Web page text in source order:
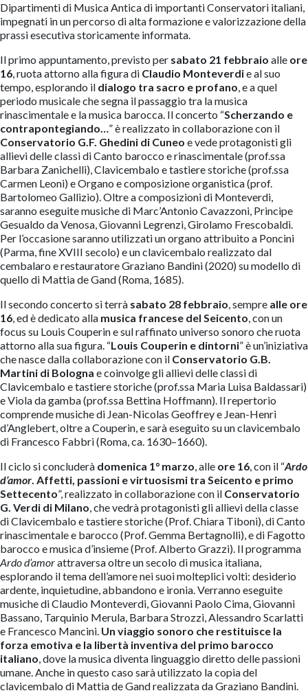
Dipartimenti di Musica Antica di importanti Conservatori italiani,
impegnati in un percorso di alta formazione e valorizzazione della
prassi esecutiva storicamente informata.
Il primo appuntamento, previsto per sabato 21 febbraio alle ore
16, ruota attorno alla figura di Claudio Monteverdie al suo
tempo, esplorando il dialogo tra sacro e profano, e a quel
periodo musicale che segna il passaggio tra la musica
rinascimentale e la musica barocca. Il concerto “Scherzando e
contrapontegiando…” è realizzato in collaborazione con il
Conservatorio G.F. Ghedini di Cuneo e vede protagonisti gli
allievi delle classi di Canto barocco e rinascimentale (prof.ssa
Barbara Zanichelli), Clavicembalo e tastiere storiche (prof.ssa
Carmen Leoni) e Organo e composizione organistica (prof.
Bartolomeo Gallizio). Oltre a composizioni di Monteverdi,
saranno eseguite musiche di Marc’Antonio Cavazzoni, Principe
Gesualdo da Venosa, Giovanni Legrenzi, Girolamo Frescobaldi.
Per l’occasione saranno utilizzati un organo attribuito a Poncini
(Parma, fine XVIII secolo) e un clavicembalo realizzato dal
cembalaro e restauratore Graziano Bandini (2020) su modello di
quello di Mattia de Gand (Roma, 1685).
Il secondo concerto si terrà sabato 28 febbraio, sempre alle ore
16, ed è dedicato alla musica francese del Seicento, con un
focus su Louis Couperin e sul raffinato universo sonoro che ruota
attorno alla sua figura. “Louis Couperin e dintorni” è un’iniziativa
che nasce dalla collaborazione con il Conservatorio G.B.
Martini di Bologna e coinvolge gli allievi delle classi di
Clavicembalo e tastiere storiche (prof.ssa Maria Luisa Baldassari)
e Viola da gamba (prof.ssa Bettina Hoffmann). Il repertorio
comprende musiche di Jean-Nicolas Geoffrey e Jean-Henri
d’Anglebert, oltre a Couperin, e sarà eseguito su un clavicembalo
di Francesco Fabbri (Roma, ca. 1630–1660).
Il ciclo si concluderà domenica 1° marzo, alle ore 16, con il “Ardo
d’amor. Affetti, passioni e virtuosismi tra Seicento e primo
Settecento”, realizzato in collaborazione con il Conservatorio
G. Verdi di Milano, che vedrà protagonisti gli allievi della classe
di Clavicembalo e tastiere storiche (Prof. Chiara Tiboni), di Canto
rinascimentale e barocco (Prof. Gemma Bertagnolli), e di Fagotto
barocco e musica d’insieme (Prof. Alberto Grazzi). Il programma
Ardo d’amorattraversa oltre un secolo di musica italiana,
esplorando il tema dell’amore nei suoi molteplici volti: desiderio
ardente, inquietudine, abbandono e ironia. Verranno eseguite
musiche di Claudio Monteverdi, Giovanni Paolo Cima, Giovanni
Bassano, Tarquinio Merula, Barbara Strozzi, Alessandro Scarlatti
e Francesco Mancini. Un viaggio sonoro che restituisce la
forza emotiva e la libertà inventiva del primo barocco
italiano, dove la musica diventa linguaggio diretto delle passioni
umane. Anche in questo caso sarà utilizzato la copia del
clavicembalo di Mattia de Gand realizzata da Graziano Bandini.